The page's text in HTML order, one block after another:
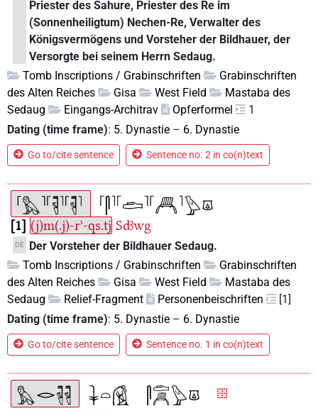
Priester des Sahure, Priester des Re im
(Sonnenheiligtum) Nechen-Re, Verwalter des
Königsvermögens und Vorsteher der Bildhauer, der
Versorgte bei seinem Herrn Sedaug.
Tomb Inscriptions / Grabinschriften
Grabinschriften
des Alten Reiches
Gisa West Field
Mastaba des
Sedaug
Eingangs-Architrav Opferformel
1
Dating (time frame): 5. Dynastie – 6. Dynastie
Go to/cite sentence Sentence no. 2 in co(n)text
1 (j)m(.j)-rʾ-qs.tj Sdꜣwg
DE
Der Vorsteher der Bildhauer Sedaug.
Tomb Inscriptions / Grabinschriften
Grabinschriften
des Alten Reiches
Gisa West Field
Mastaba des
Sedaug
Relief-Fragment Personenbeischriften
[1]
Dating (time frame): 5. Dynastie – 6. Dynastie
Go to/cite sentence Sentence no. 1 in co(n)text